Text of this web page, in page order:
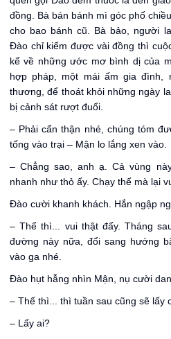
đồng. Bà bán bánh mì góc phố
cho bao bánh cũ. Bà bảo, người
Đào chỉ kiếm được vài đồng thì
kể về những ước mơ bình dị của
hợp pháp, một mái ấm gia đình,
thương, để thoát khỏi những ngày
bị cảnh sát rượt đuổi.
– Phải cẩn thận nhé, chúng tóm
tống vào trại – Mận lo lắng xen vào.
– Chẳng sao, anh ạ. Cả vùng
nhanh như thỏ ấy. Chạy thế mà lại
Đào cười khanh khách. Hắn ngập
– Thế thì... vui thật đấy. Tháng
đường này nữa, đổi sang hướng
vào ga nhé.
Đào hụt hẫng nhìn Mận, nụ cười
– Thế thì... thì tuần sau cũng sẽ lấy
– Lấy ai?